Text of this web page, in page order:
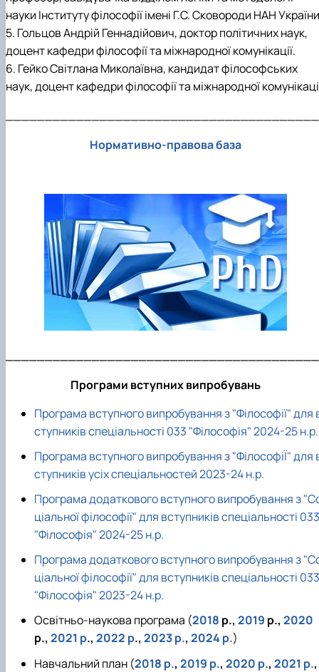
науки Інституту філософії імені Г.С. Сковороди НАН
5. Гольцов Андрій Геннадійович, доктор політичних наук,
доцент кафедри філософії та міжнародної комунікації.
6. Гейко Світлана Миколаївна, кандидат філософських
наук, доцент кафедри філософії та міжнародної
Нормативно-правова база
Програми вступних випробувань
Програма вступного випробування з "Філософії" для
ступників спеціальності 033 "Філософія" 2024-25 н.р.
Програма вступного випробування з "ФілософіЇ" для
ступників усіх спеціальностей 2023-24 н.р.
Програма додаткового вступного випробування з
ціальної філософії" для вступників спеціальності 033
"Філософія" 2024-25 н.р.
Програма додаткового вступного випробування з
ціальної філософії" для вступників спеціальності 033
"Філософія" 2023-24 н.р.
Освітньо-наукова програма (2018 р., 2019 р., 2020
р., 2021 р., 2022 р., 2023 р., 2024 р.)
Навчальний план (2018 р., 2019 р., 2020 р., 2021 р.,